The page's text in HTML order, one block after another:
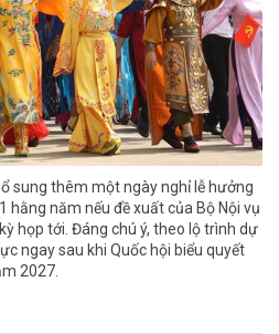
sung thêm một ngày nghỉ lễ hưởng
năm nếu đề xuất của Bộ Nội vụ
họp tới. Đáng chú ý, theo lộ trình dự
ngay sau khi Quốc hội biểu quyết
2027.